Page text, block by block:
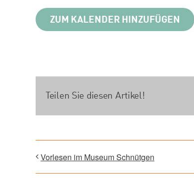
ZUM KALENDER HINZUFÜGEN
Teilen Sie diesen Artikel!
Vorlesen im Museum Schnütgen